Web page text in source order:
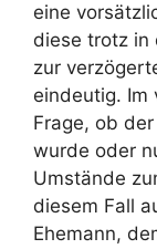
eine
diese trotz in
zur
eindeutig. Im
Frage, ob
wurde oder
Umstände
diesem Fall
Ehemann,